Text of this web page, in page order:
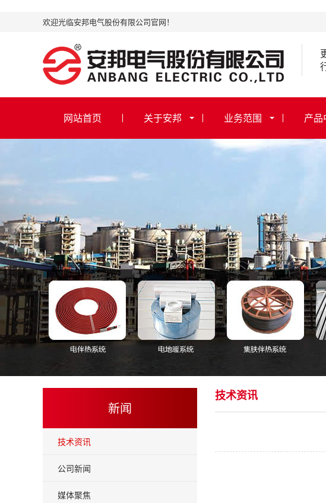
欢迎光临安邦电气股份有限公司官网！
网站首页 关于安邦 业务范围 产品
新闻
技术资讯
公司新闻
媒体聚焦
技术资讯